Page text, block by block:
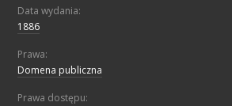
Data wydania:
1886
Prawa:
Domena publiczna
Prawa dostępu: